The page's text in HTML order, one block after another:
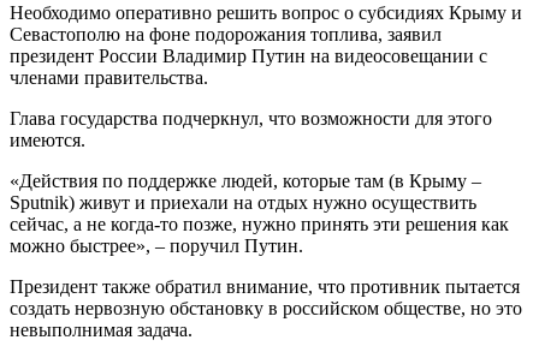
Необходимо оперативно решить вопрос о субсидиях Крыму и
Севастополю на фоне подорожания топлива, заявил
президент России Владимир Путин на видеосовещании с
членами правительства.
Глава государства подчеркнул, что возможности для этого
имеются.
«Действия по поддержке людей, которые там (в Крыму –
Sputnik) живут и приехали на отдых нужно осуществить
сейчас, а не когда-то позже, нужно принять эти решения как
можно быстрее», – поручил Путин.
Президент также обратил внимание, что противник пытается
создать нервозную обстановку в российском обществе, но это
невыполнимая задача.